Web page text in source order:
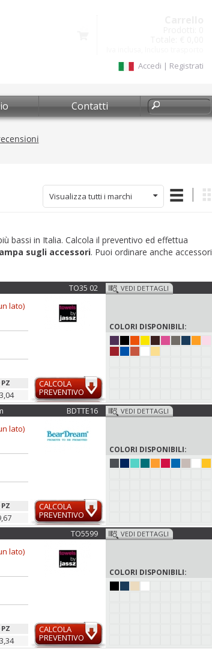
Accedi | Registrati
Contatti
Visualizza tutti i marchi
bassi in Italia. Calcola il preventivo ed effettua
sugli accessori. Puoi ordinare anche accessori
TO35 02
lato)
PZ CALCOLA
PREVENTIVO
VEDI DETTAGLI
COLORI DISPONIBILI:
BDTTE16
lato)
PZ CALCOLA
PREVENTIVO
VEDI DETTAGLI
COLORI DISPONIBILI:
TO5599
lato)
PZ CALCOLA
PREVENTIVO
VEDI DETTAGLI
COLORI DISPONIBILI: